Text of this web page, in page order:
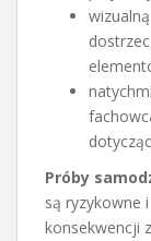
Próby
są ryzykowne
konsekwencji